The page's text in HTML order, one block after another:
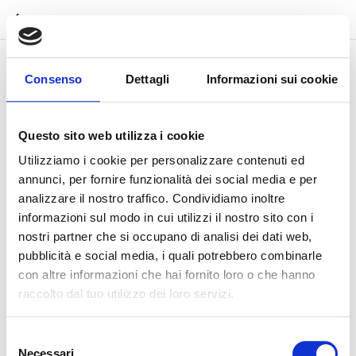
Consenso Dettagli Informazioni sui cookie
Questo sito web utilizza i cookie
Utilizziamo i cookie per personalizzare contenuti ed
annunci, per fornire funzionalità dei social media e per
analizzare il nostro traffico. Condividiamo inoltre
informazioni sul modo in cui utilizzi il nostro sito con i
nostri partner che si occupano di analisi dei dati web,
pubblicità e social media, i quali potrebbero combinarle
con altre informazioni che hai fornito loro o che hanno
raccolto dal tuo utilizzo dei loro servizi.
Necessari